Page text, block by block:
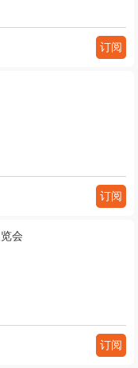
订阅
订阅
会
订阅